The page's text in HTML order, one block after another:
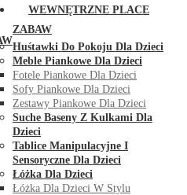
WEWNĘTRZNE PLACE
ZABAW
Huśtawki Do Pokoju Dla Dzieci
Meble Piankowe Dla Dzieci
Fotele Piankowe Dla Dzieci
Sofy Piankowe Dla Dzieci
Zestawy Piankowe Dla Dzieci
Suche Baseny Z Kulkami Dla
Dzieci
Tablice Manipulacyjne I
Sensoryczne Dla Dzieci
Łóżka Dla Dzieci
Łóżka Dla Dzieci W Stylu